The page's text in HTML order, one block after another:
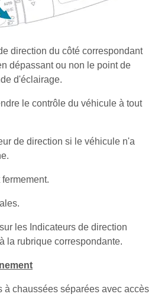
direction du côté correspondant
dépassant ou non le point de
d'éclairage.
le contrôle du véhicule à tout
de direction si le véhicule n'a
les Indicateurs de direction
la rubrique correspondante.
à chaussées séparées avec accès